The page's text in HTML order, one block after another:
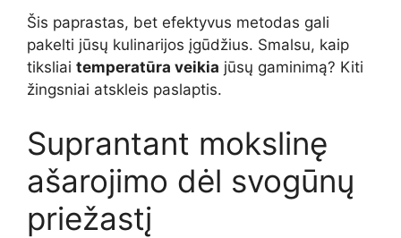
Šis paprastas, bet efektyvus metodas gali
pakelti jūsų kulinarijos įgūdžius. Smalsu, kaip
tiksliai temperatūra veikia jūsų gaminimą? Kiti
žingsniai atskleis paslaptis.
Suprantant mokslinę
ašarojimo dėl svogūnų
priežastį